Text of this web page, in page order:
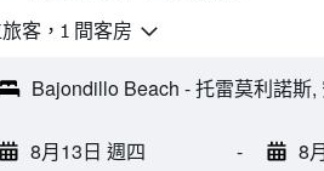
客，1 間客房
8月13日 週四 - 8